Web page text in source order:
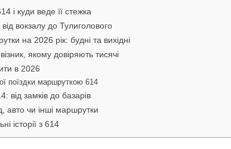
і куди веде її стежка
вокзалу до Тулиголового
на 2026 рік: будні та вихідні
якому довіряють тисячі
в 2026
поїздки маршруткою 614
від замків до базарів
авто чи інші маршрутки
історії з 614